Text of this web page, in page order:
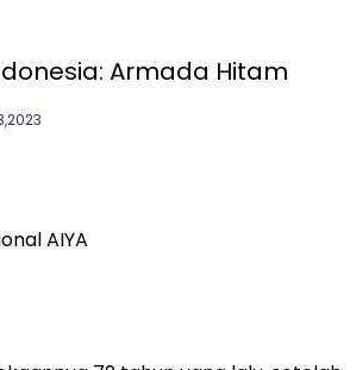
Armada Hitam
AIYA